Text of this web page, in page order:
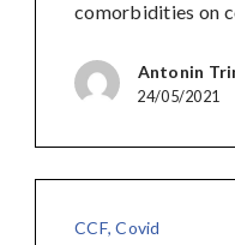
comorbidities on
Antonin
24/05/2021
CCF,Covid